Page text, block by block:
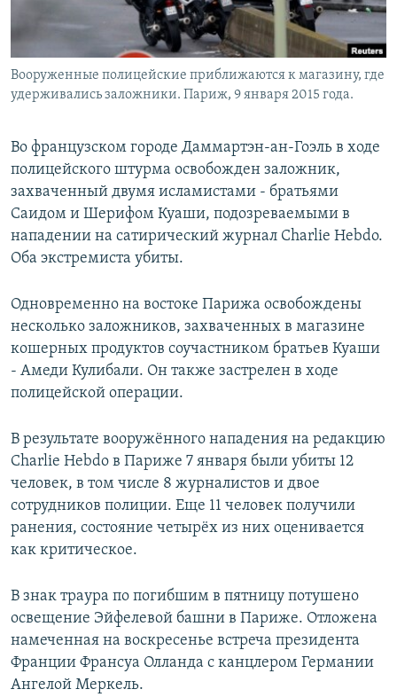
Вооруженные полицейские приближаются к магазину, где
удерживались заложники. Париж, 9 января 2015 года.
Во французском городе Даммартэн-ан-Гоэль в ходе
полицейского штурма освобожден заложник,
захваченный двумя исламистами - братьями
Саидом и Шерифом Куаши, подозреваемыми в
нападении на сатирический журнал Charlie Hebdo.
Оба экстремиста убиты.
Одновременно на востоке Парижа освобождены
несколько заложников, захваченных в магазине
кошерных продуктов соучастником братьев Куаши
- Амеди Кулибали. Он также застрелен в ходе
полицейской операции.
В результате вооружённого нападения на редакцию
Charlie Hebdo в Париже 7 января были убиты 12
человек, в том числе 8 журналистов и двое
сотрудников полиции. Еще 11 человек получили
ранения, состояние четырёх из них оценивается
как критическое.
В знак траура по погибшим в пятницу потушено
освещение Эйфелевой башни в Париже. Отложена
намеченная на воскресенье встреча президента
Франции Франсуа Олланда с канцлером Германии
Ангелой Меркель.